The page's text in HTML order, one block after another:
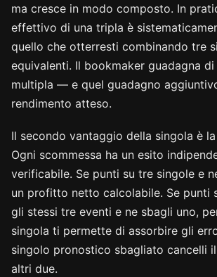
ma cresce in modo composto. In
effettivo di una tripla è
quello che otterresti combinando tre
equivalenti. Il bookmaker guadagna di
multipla — e quel guadagno
rendimento atteso.
Il secondo vantaggio della singola è
Ogni scommessa ha un esito
verificabile. Se punti su tre singole e
un profitto netto calcolabile. Se punti
gli stessi tre eventi e ne sbagli uno,
singola ti permette di assorbire gli
singolo pronostico sbagliato cancelli
altri due.